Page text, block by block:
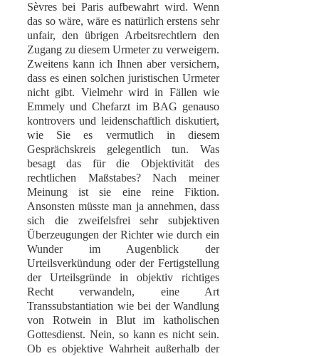
Sèvres bei Paris aufbewahrt wird. Wenn
das so wäre, wäre es natürlich erstens sehr
unfair, den übrigen Arbeitsrechtlern den
Zugang zu diesem Urmeter zu verweigern.
Zweitens kann ich Ihnen aber versichern,
dass es einen solchen juristischen Urmeter
nicht gibt. Vielmehr wird in Fällen wie
Emmely und Chefarzt im BAG genauso
kontrovers und leidenschaftlich diskutiert,
wie Sie es vermutlich in diesem
Gesprächskreis gelegentlich tun. Was
besagt das für die Objektivität des
rechtlichen Maßstabes? Nach meiner
Meinung ist sie eine reine Fiktion.
Ansonsten müsste man ja annehmen, dass
sich die zweifelsfrei sehr subjektiven
Überzeugungen der Richter wie durch ein
Wunder im Augenblick der
Urteilsverkündung oder der Fertigstellung
der Urteilsgründe in objektiv richtiges
Recht verwandeln, eine Art
Transsubstantiation wie bei der Wandlung
von Rotwein in Blut im katholischen
Gottesdienst. Nein, so kann es nicht sein.
Ob es objektive Wahrheit außerhalb der